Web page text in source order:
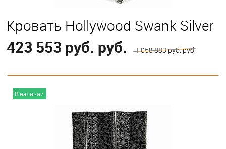
Кровать Hollywood Swank Silver
423 553 руб. руб. 1 058 883 руб. руб.
В наличии